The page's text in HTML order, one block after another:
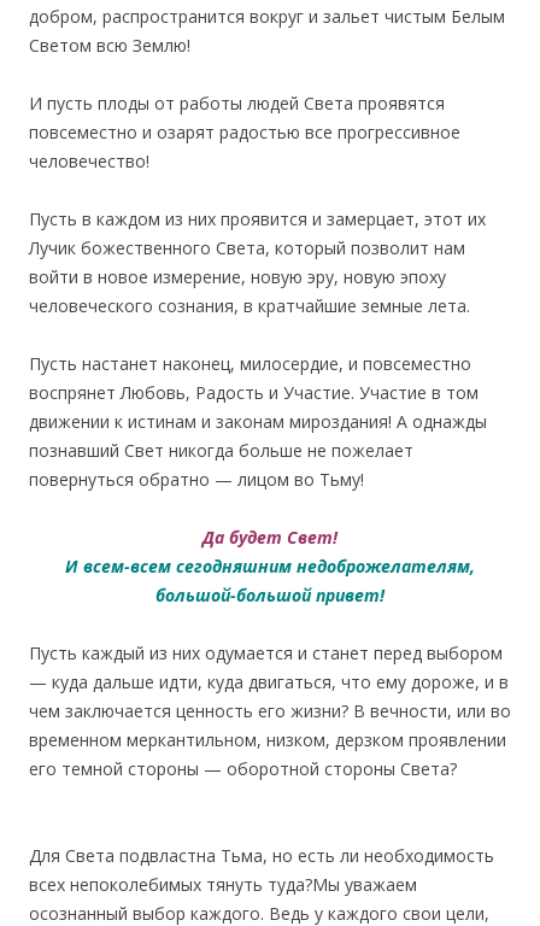
добром, распространится вокруг и зальет чистым Белым
Светом всю Землю!
И пусть плоды от работы людей Света проявятся
повсеместно и озарят радостью все прогрессивное
человечество!
Пусть в каждом из них проявится и замерцает, этот их
Лучик божественного Света, который позволит нам
войти в новое измерение, новую эру, новую эпоху
человеческого сознания, в кратчайшие земные лета.
Пусть настанет наконец, милосердие, и повсеместно
воспрянет Любовь, Радость и Участие. Участие в том
движении к истинам и законам мироздания! А однажды
познавший Свет никогда больше не пожелает
повернуться обратно — лицом во Тьму!
Да будет Свет!
И всем-всем сегодняшним недоброжелателям,
большой-большой привет!
Пусть каждый из них одумается и станет перед выбором
— куда дальше идти, куда двигаться, что ему дороже, и в
чем заключается ценность его жизни? В вечности, или во
временном меркантильном, низком, дерзком проявлении
его темной стороны — оборотной стороны Света?
Для Света подвластна Тьма, но есть ли необходимость
всех непоколебимых тянуть туда?Мы уважаем
осознанный выбор каждого. Ведь у каждого свои цели,